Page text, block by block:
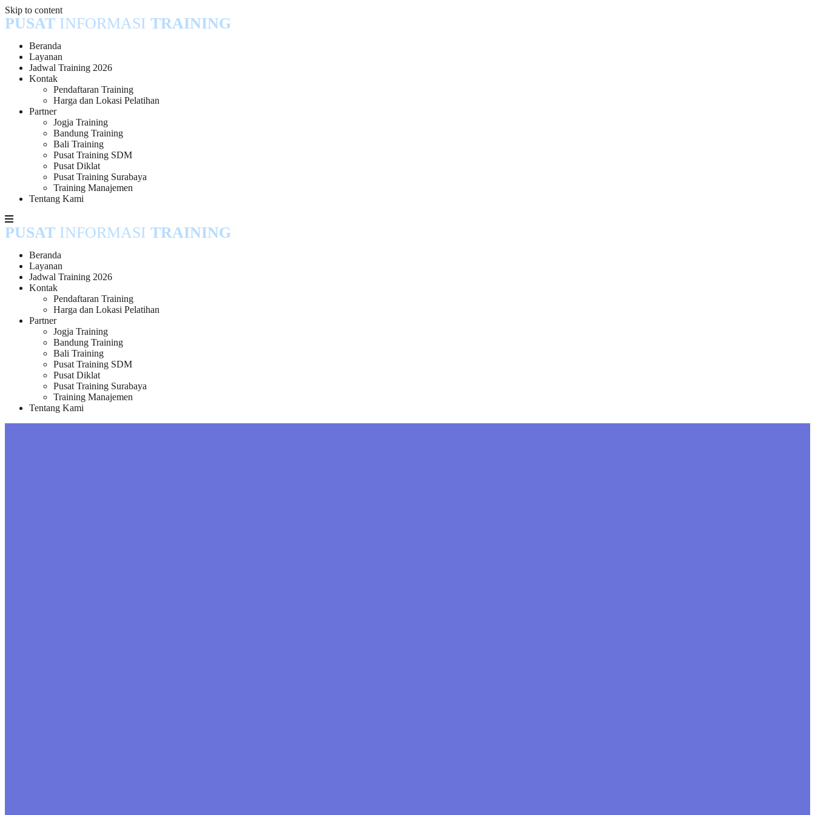
Skip to content
PUSAT INFORMASI TRAINING
Beranda
Layanan
Jadwal Training 2026
Kontak
Pendaftaran Training
Harga dan Lokasi Pelatihan
Partner
Jogja Training
Bandung Training
Bali Training
Pusat Training SDM
Pusat Diklat
Pusat Training Surabaya
Training Manajemen
Tentang Kami
PUSAT INFORMASI TRAINING
Beranda
Layanan
Jadwal Training 2026
Kontak
Pendaftaran Training
Harga dan Lokasi Pelatihan
Partner
Jogja Training
Bandung Training
Bali Training
Pusat Training SDM
Pusat Diklat
Pusat Training Surabaya
Training Manajemen
Tentang Kami